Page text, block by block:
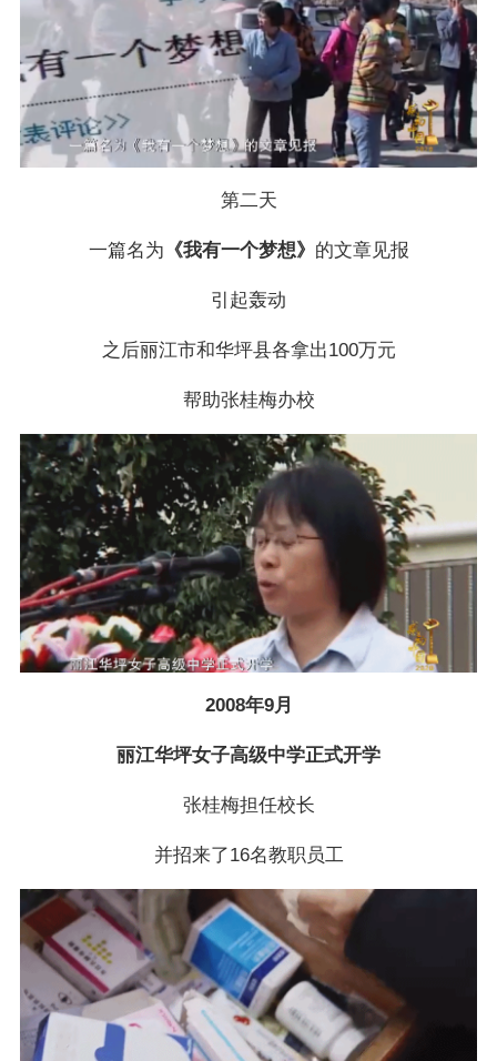
第二天
一篇名为 《我有一个梦想》 的文章见报
引起轰动
之后丽江市和华坪县各拿出100万元
帮助张桂梅办校
2008年9月
丽江华坪女子高级中学正式开学
张桂梅担任校长
并招来了16名教职员工